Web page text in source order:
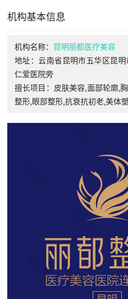
机构基本信息
机构名称： 昆明丽都医疗美容
地址：云南省昆明市五华区昆
仁爱医院旁
擅长项目：皮肤美容,面部轮廓,
整形,眼部整形,抗衰抗初老,美体